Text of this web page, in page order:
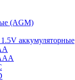
(AGM)
аккумуляторные